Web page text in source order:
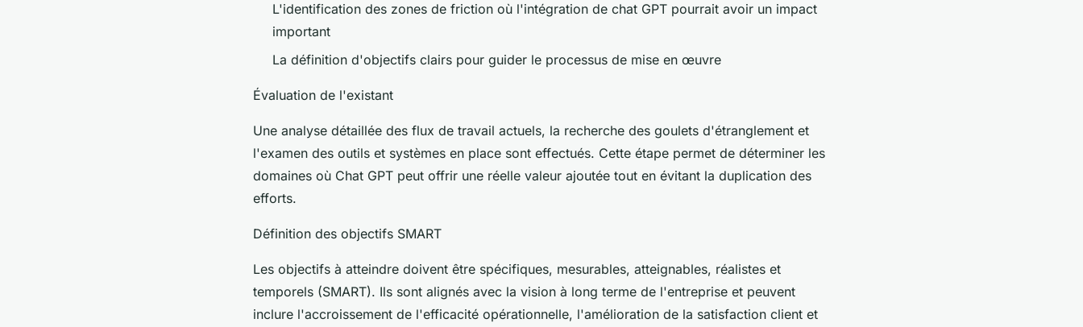
L'identification des zones de friction où l'intégration de chat GPT pourrait avoir un impact
important
La définition d'objectifs clairs pour guider le processus de mise en œuvre
Évaluation de l'existant
Une analyse détaillée des flux de travail actuels, la recherche des goulets d'étranglement et
l'examen des outils et systèmes en place sont effectués. Cette étape permet de déterminer les
domaines où Chat GPT peut offrir une réelle valeur ajoutée tout en évitant la duplication des
efforts.
Définition des objectifs SMART
Les objectifs à atteindre doivent être spécifiques, mesurables, atteignables, réalistes et
temporels (SMART). Ils sont alignés avec la vision à long terme de l'entreprise et peuvent
inclure l'accroissement de l'efficacité opérationnelle, l'amélioration de la satisfaction client et